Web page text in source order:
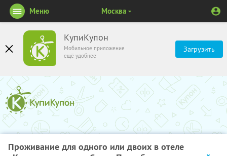
КупиКупон
Мобильное приложение
ещё удобнее
Загрузить
Меню Москва
Проживание для одного или двоих в отеле